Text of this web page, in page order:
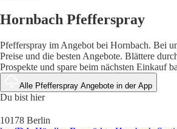
Hornbach Pfefferspray
Pfefferspray im Angebot bei Hornbach. Bei
Preise und die besten Angebote. Blättere
Prospekte und spare beim nächsten Einkauf
Alle Pfefferspray Angebote in der App
Du bist hier
10178 Berlin